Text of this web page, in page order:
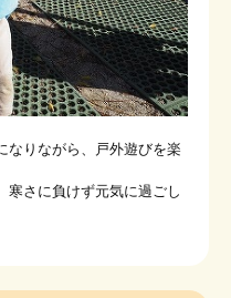
なりながら、戸外遊びを楽
寒さに負けず元気に過ごし